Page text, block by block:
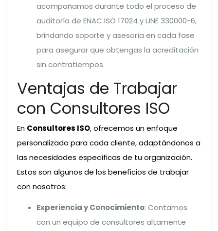
acompañamos durante todo el proceso de
auditoría de ENAC ISO 17024 y UNE 330000-6,
brindando soporte y asesoría en cada fase
para asegurar que obtengas la acreditación
sin contratiempos.
Ventajas de Trabajar
con Consultores ISO
En Consultores ISO, ofrecemos un enfoque
personalizado para cada cliente, adaptándonos a
las necesidades específicas de tu organización.
Estos son algunos de los beneficios de trabajar
con nosotros:
Experiencia y Conocimiento: Contamos
con un equipo de consultores altamente